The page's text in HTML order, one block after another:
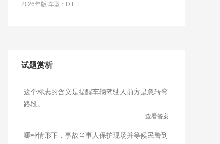
2026年版 车型：D E F
试题赏析
这个标志的含义是提醒车辆驾驶人前方是急转弯
路段。
查看答案
哪种情形下，事故当事人保护现场并等候民警到